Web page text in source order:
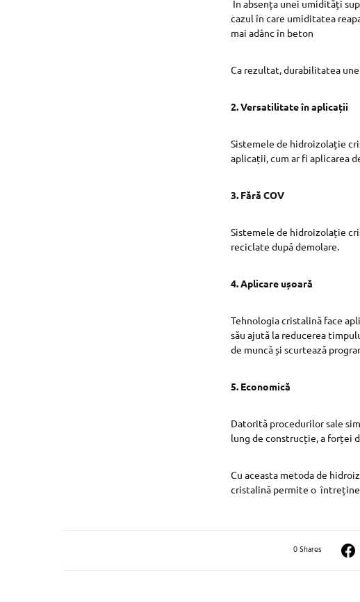
În absența unei umidități
cazul în care umiditatea
mai adânc în beton
Ca rezultat, durabilitatea
2.Versatilitate în aplicații
Sistemele de hidroizolație
aplicații, cum ar fi aplicarea
3. Fără COV
Sistemele de hidroizolație
reciclate după demolare.
4. Aplicare ușoară
Tehnologia cristalină face
său ajută la reducerea
de muncă și scurtează
5. Economică
Datorită procedurilor sale
lung de construcție, a forței
Cu aceasta metoda de
cristalină permite o
0 Shares